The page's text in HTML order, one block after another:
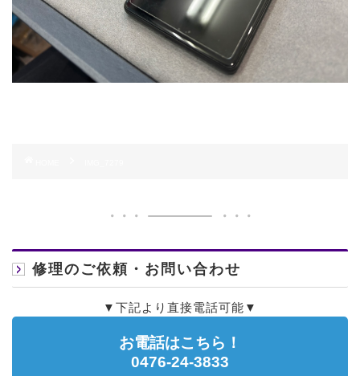
修理のご依頼・お問い合わせ
▼下記より直接電話可能▼
お電話はこちら！
0476-24-3833